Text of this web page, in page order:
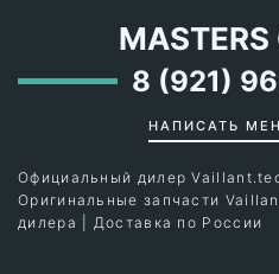
MASTERS
8 (921)
НАПИСАТЬ
Официальный дилер
Оригинальные запчасти
дилера | Доставка по России